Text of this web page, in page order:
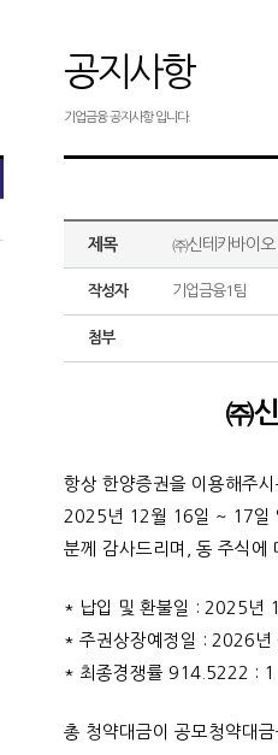
공지사항
기업금융 공지사항 입니다.
제목 ㈜신테카바이오
작성자 기업금융1팀
첨부
㈜
항상 한양증권을 이용해주
2025년 12월 16일 ~ 17일
분께 감사드리며, 동 주식에
* 납입 및 환불일 : 2025년
* 주권상장예정일 : 2026
* 최종경쟁률 914.5222 : 1
총 청약대금이 공모청약대